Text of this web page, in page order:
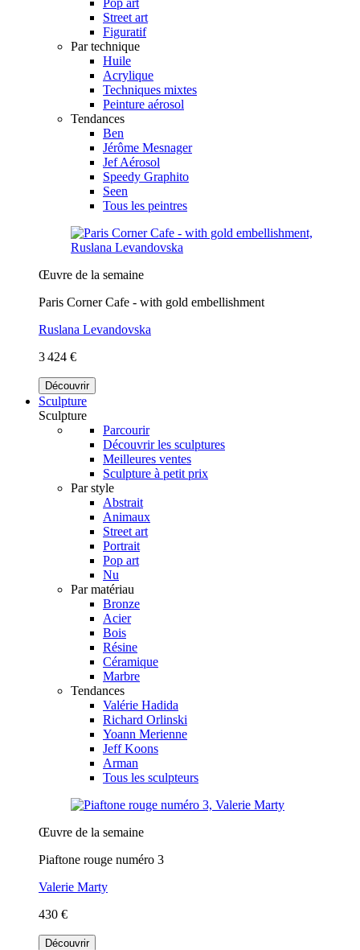
Street art
Figuratif
Par technique
Huile
Acrylique
Techniques mixtes
Peinture aérosol
Tendances
Ben
Jérôme Mesnager
Jef Aérosol
Speedy Graphito
Seen
Tous les peintres
Œuvre de la semaine
Paris Corner Cafe - with gold embellishment
Ruslana Levandovska
3 424 €
Découvrir
Sculpture
Sculpture
Parcourir
Découvrir les sculptures
Meilleures ventes
Sculpture à petit prix
Par style
Abstrait
Animaux
Street art
Portrait
Pop art
Nu
Par matériau
Bronze
Acier
Bois
Résine
Céramique
Marbre
Tendances
Valérie Hadida
Richard Orlinski
Yoann Merienne
Jeff Koons
Arman
Tous les sculpteurs
Œuvre de la semaine
Piaftone rouge numéro 3
Valerie Marty
430 €
Découvrir